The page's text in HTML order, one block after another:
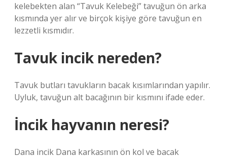
kelebekten alan “Tavuk Kelebeği” tavuğun ön arka
kısmında yer alır ve birçok kişiye göre tavuğun en
lezzetli kısmıdır.
Tavuk incik nereden?
Tavuk butları tavukların bacak kısımlarından yapılır.
Uyluk, tavuğun alt bacağının bir kısmını ifade eder.
İncik hayvanın neresi?
Dana incik Dana karkasının ön kol ve bacak